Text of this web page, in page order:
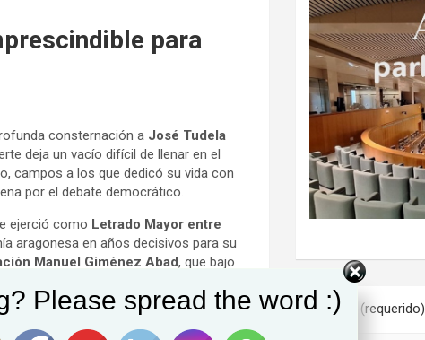
para
consternación a José Tudela
deja un vacío difícil de llenar en el
campos a los que dedicó su vida con
por el debate democrático.
ejerció como Letrado Mayor entre
aragonesa en años decisivos para su
Manuel Giménez Abad, que bajo
parlamentarismo y la organización
sereno fue reconocida por colegas
Nombre (requerido)
Please spread the word :)